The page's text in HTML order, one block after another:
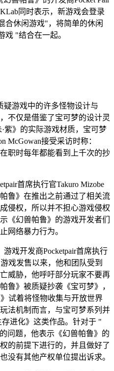
同时表示，新游戏会登录
合休闲游戏"，将简单的休闲
戏 "结合在一起。
疑游戏中的许多怪物设计与
不仅是借鉴了宝可梦的设计灵
紫》的实际游戏材质，宝可梦
McGowan接受采访时称：
职时每年都能看到上千次的抄
首席执行官Takuro Mizobe
鲁》在推出之前通过了相关流
侵权，所以并不担心游戏侵权
《幻兽帕鲁》的游戏开发者们
网络暴力行为。
戏开发商Pocketpair首席执行
戏发售以来，他和团队受到
威胁，他呼吁部分玩家不要再
鲁》被质疑抄袭《宝可梦》，
试着将怪物收集与开放世界
法机制而言，与宝可梦系列并
进化》这类作品。针对于 "
问题，他表示《幻兽帕鲁》的
的前提下进行的，并且做好了
没有其他产权单位提出诉求。